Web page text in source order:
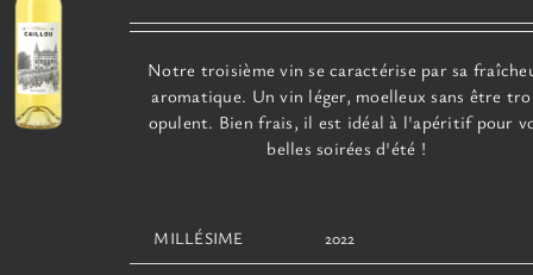
sur
page
du
produit
Notre troisième vin se caractérise par sa
aromatique. Un vin léger, moelleux sans être
opulent. Bien frais, il est idéal à l'apéritif pour
belles soirées d'été !
MILLÉSIME 2022